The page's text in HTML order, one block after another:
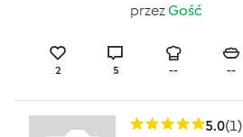
smaczna.
przezGość
2 5 -- --
5.0(1)